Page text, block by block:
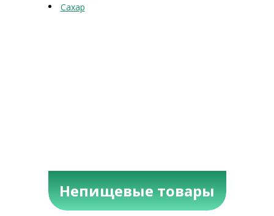
Сахар
Непищевые товары